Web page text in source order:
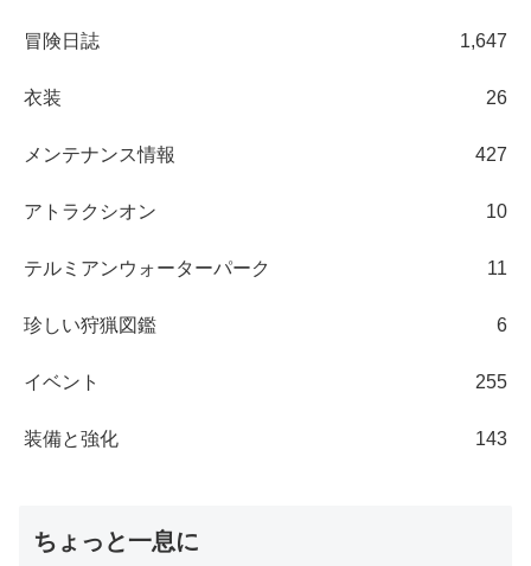
冒険日誌 1,647
衣装 26
メンテナンス情報 427
アトラクシオン 10
テルミアンウォーターパーク 11
珍しい狩猟図鑑 6
イベント 255
装備と強化 143
ちょっと一息に